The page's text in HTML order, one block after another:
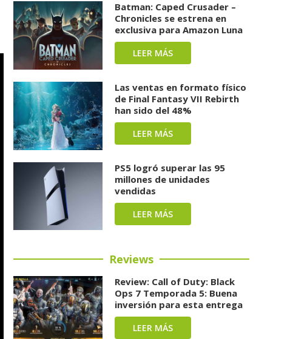
Batman: Caped Crusader –
Chronicles se estrena en
exclusiva para Amazon Luna
LEER MÁS
Las ventas en formato físico
de Final Fantasy VII Rebirth
han sido del 48%
LEER MÁS
PS5 logró superar las 95
millones de unidades
vendidas
LEER MÁS
Reviews
Review: Call of Duty: Black
Ops 7 Temporada 5: Buena
inversión para esta entrega
LEER MÁS